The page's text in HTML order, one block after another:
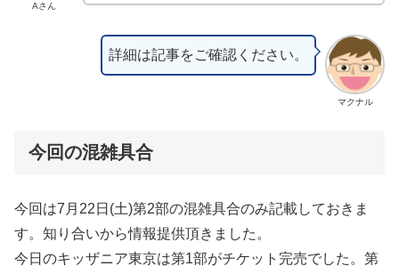
Aさん
マクナル
詳細は記事をご確認ください。
今回の混雑具合
今回は7月22日(土)第2部の混雑具合のみ記載しておきま
す。知り合いから情報提供頂きました。
今日のキッザニア東京は第1部がチケット完売でした。第